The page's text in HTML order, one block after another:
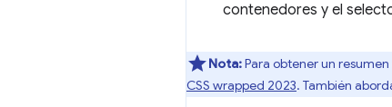
contenedores y el
Nota:Para obtener un
CSS wrapped 2023. También